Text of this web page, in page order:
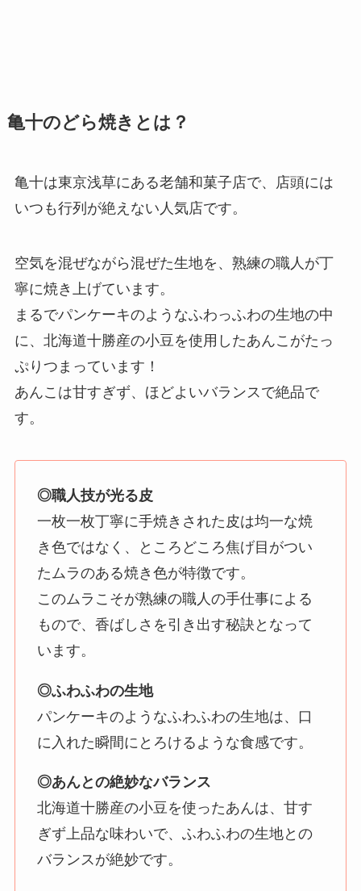
亀十のどら焼きとは？
亀十は東京浅草にある老舗和菓子店で、店頭には
いつも行列が絶えない人気店です。
空気を混ぜながら混ぜた生地を、熟練の職人が丁
寧に焼き上げています。
まるでパンケーキのようなふわっふわの生地の中
に、北海道十勝産の小豆を使用したあんこがたっ
ぷりつまっています！
あんこは甘すぎず、ほどよいバランスで絶品で
す。
◎職人技が光る皮
一枚一枚丁寧に手焼きされた皮は均一な焼
き色ではなく、ところどころ焦げ目がつい
たムラのある焼き色が特徴です。
このムラこそが熟練の職人の手仕事による
もので、香ばしさを引き出す秘訣となって
います。
◎ふわふわの生地
パンケーキのようなふわふわの生地は、口
に入れた瞬間にとろけるような食感です。
◎あんとの絶妙なバランス
北海道十勝産の小豆を使ったあんは、甘す
ぎず上品な味わいで、ふわふわの生地との
バランスが絶妙です。